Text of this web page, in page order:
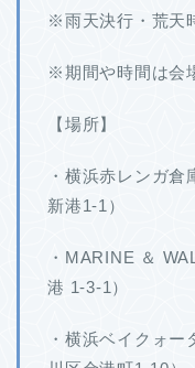
※雨天決行・荒天
※期間や時間は会
【場所】
・横浜赤レンガ
新港1-1）
・MARINE ＆
港 1-3-1）
・横浜ベイクォ